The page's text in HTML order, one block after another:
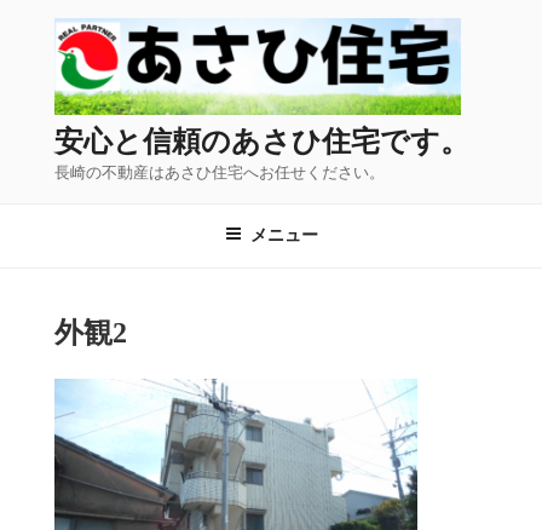
安心と信頼のあさひ住宅です。
長崎の不動産はあさひ住宅へお任せください。
メニュー
外観2